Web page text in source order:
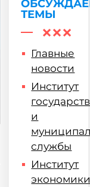
ТЕМЫ
Главные
новости
Институт
и
службы
Институт